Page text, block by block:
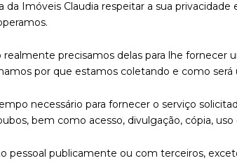
Imóveis Claudia respeitar a sua
precisamos delas para lhe fornecer
por que estamos coletando e como será
necessário para fornecer o serviço
bem como acesso, divulgação, cópia,
pessoal publicamente ou com terceiros,